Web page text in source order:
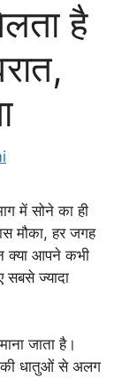
है
में सोने का ही
मौका, हर जगह
क्या आपने कभी
सबसे ज्यादा
जाता है।
धातुओं से अलग